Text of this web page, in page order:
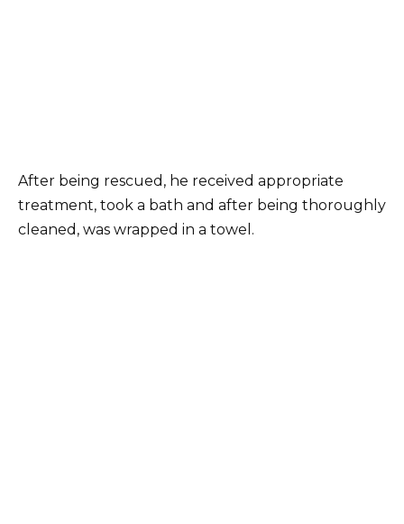
After being rescued, he received appropriate
treatment, took a bath and after being thoroughly
cleaned, was wrapped in a towel.